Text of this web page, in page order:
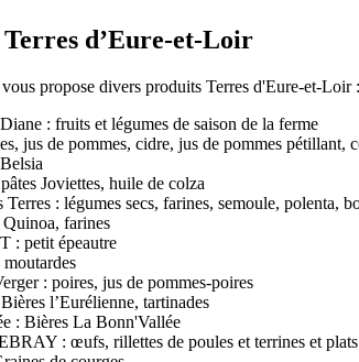
d’Eure-et-Loir
propose divers produits Terres d'Eure-et-Loir :
: fruits et légumes de saison de la ferme
jus de pommes, cidre, jus de pommes pétillant,
Joviettes, huile de colza
Terres : légumes secs, farines, semoule, polenta,
farines
: petit épeautre
: poires, jus de pommes-poires
l’Eurélienne, tartinades
: Bières La Bonn'Vallée
: œufs, rillettes de poules et terrines et plats